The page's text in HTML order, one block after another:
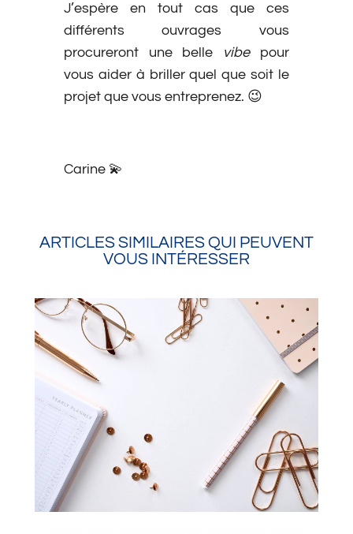
J’espère en tout cas que ces
différents ouvrages vous
procureront une belle vibepour
vous aider à briller quel que soit le
projet que vous entreprenez. 😉
Carine 💫
ARTICLES SIMILAIRES QUI PEUVENT
VOUS INTÉRESSER